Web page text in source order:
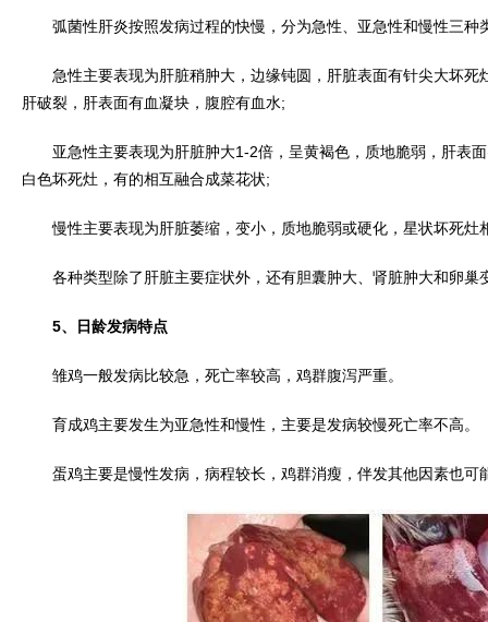
弧菌性肝炎按照发病过程的快慢，分为急性、亚急性和慢性三种
急性主要表现为肝脏稍肿大，边缘钝圆，肝脏表面有针尖大坏死
肝破裂，肝表面有血凝块，腹腔有血水;
亚急性主要表现为肝脏肿大1-2倍，呈黄褐色，质地脆弱，肝表面
白色坏死灶，有的相互融合成菜花状;
慢性主要表现为肝脏萎缩，变小，质地脆弱或硬化，星状坏死灶
各种类型除了肝脏主要症状外，还有胆囊肿大、肾脏肿大和卵巢
5、日龄发病特点
雏鸡一般发病比较急，死亡率较高，鸡群腹泻严重。
育成鸡主要发生为亚急性和慢性，主要是发病较慢死亡率不高。
蛋鸡主要是慢性发病，病程较长，鸡群消瘦，伴发其他因素也可